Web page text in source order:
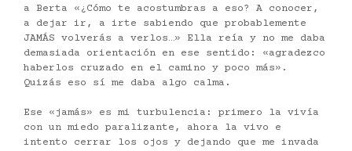
a Berta «¿Cómo te acostumbras a eso? A conocer,
a dejar ir, a irte sabiendo que probablemente
JAMÁS volverás a verlos…» Ella reía y no me daba
demasiada orientación en ese sentido: «agradezco
haberlos cruzado en el camino y poco más».
Quizás eso sí me daba algo calma.
Ese «jamás» es mi turbulencia: primero la vivía
con un miedo paralizante, ahora la vivo e
intento cerrar los ojos y dejando que me invada